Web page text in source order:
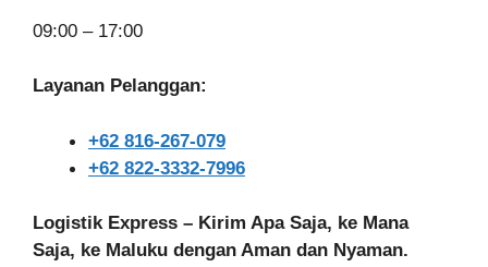
09:00 – 17:00
Layanan Pelanggan:
+62 816-267-079
+62 822-3332-7996
Logistik Express – Kirim Apa Saja, ke Mana
Saja, ke Maluku dengan Aman dan Nyaman.